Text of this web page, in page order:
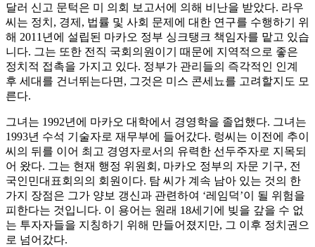
달러 신고 문턱은 미 의회 보고서에 의해 비난을 받았다. 라우
씨는 정치, 경제, 법률 및 사회 문제에 대한 연구를 수행하기 위
해 2011년에 설립된 마카오 정부 싱크탱크 책임자를 맡고 있습
니다. 그는 또한 전직 국회의원이기 때문에 지역적으로 좋은
정치적 접촉을 가지고 있다. 정부가 관리들의 즉각적인 인계
후 세대를 건너뛰는다면, 그것은 미스 콘세뇨를 고려할지도 모
른다.
그녀는 1992년에 마카오 대학에서 경영학을 졸업했다. 그녀는
1993년 수석 기술자로 재무부에 들어갔다. 렁씨는 이전에 추이
씨의 뒤를 이어 최고 경영자로서의 유력한 선두주자로 지목되
어 왔다. 그는 현재 행정 위원회, 마카오 정부의 자문 기구, 전
국인민대표회의의 회원이다. 탐 씨가 계속 남아 있는 것의 한
가지 장점은 그가 양보 갱신과 관련하여 ‘레임덕’이 될 위험을
피한다는 것입니다. 이 용어는 원래 18세기에 빚을 갚을 수 없
는 투자자들을 지칭하기 위해 만들어졌지만, 그 이후 정치권으
로 넘어갔다.